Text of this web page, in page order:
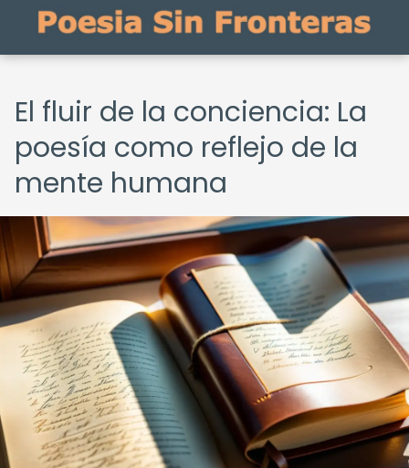
El fluir de la conciencia: La
poesía como reflejo de la
mente humana